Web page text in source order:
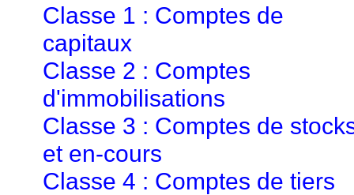
Classe 1 : Comptes de
capitaux
Classe 2 : Comptes
d'immobilisations
Classe 3 : Comptes de
et en-cours
Classe 4 : Comptes de tiers